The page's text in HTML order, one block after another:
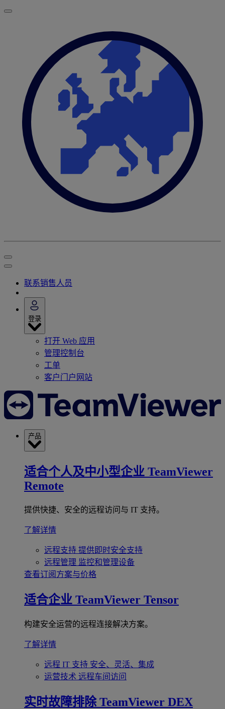
联系销售人员
登录
打开 Web 应用
管理控制台
工单
客户门户网站
产品
适合个人及中小型企业 TeamViewer
Remote
提供快捷、安全的远程访问与 IT 支持。
了解详情
远程支持 提供即时安全支持
远程管理 监控和管理设备
查看订阅方案与价格
适合企业 TeamViewer Tensor
构建安全运营的远程连接解决方案。
了解详情
远程 IT 支持 安全、灵活、集成
运营技术 远程车间访问
实时故障排除 TeamViewer DEX